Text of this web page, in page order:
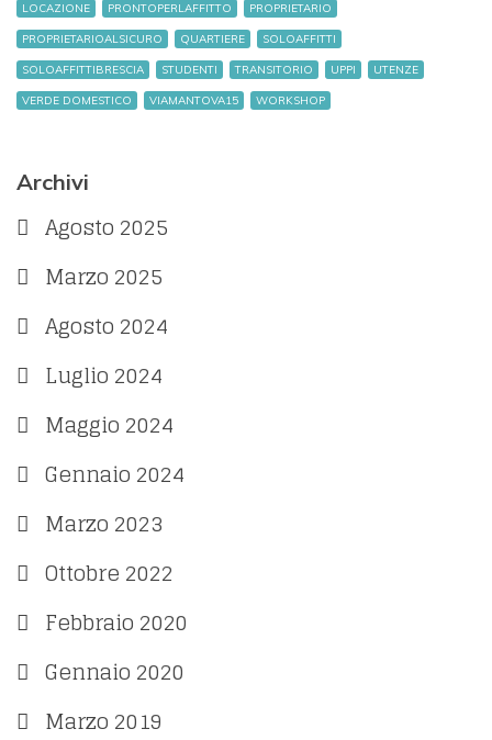
LOCAZIONE PRONTOPERLAFFITTO PROPRIETARIO
PROPRIETARIOALSICURO QUARTIERE SOLOAFFITTI
SOLOAFFITTIBRESCIA STUDENTI TRANSITORIO UPPI UTENZE
VERDE DOMESTICO VIAMANTOVA15 WORKSHOP
Archivi
Agosto 2025
Marzo 2025
Agosto 2024
Luglio 2024
Maggio 2024
Gennaio 2024
Marzo 2023
Ottobre 2022
Febbraio 2020
Gennaio 2020
Marzo 2019